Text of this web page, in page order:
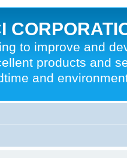
to improve and
products and
and